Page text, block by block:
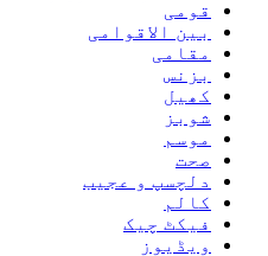
قومی
بین الاقوامی
مقامی
بزنس
کھیل
شوبز
موسم
صحت
دلچسپ و عجیب
کالم
فیکٹ چیک
ویڈیوز